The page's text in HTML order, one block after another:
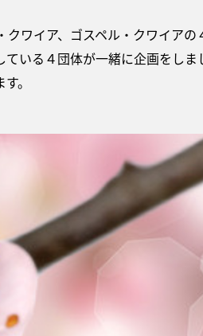
ワイア、ゴスペル・クワイアの
いる４団体が一緒に企画をしま
。